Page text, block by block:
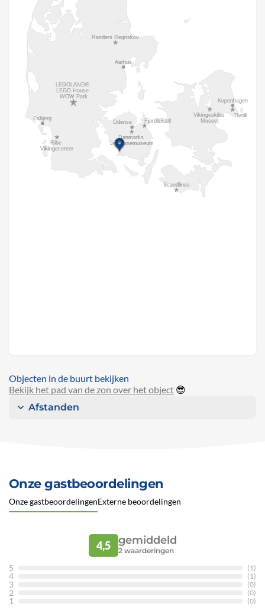
Objecten in de buurt bekijken
Bekijk het pad van de zon over het object 😎
Afstanden
Onze gastbeoordelingen
Onze gastbeoordelingenExterne beoordelingen
4,5 gemiddeld
2waarderingen
5 (1)
4 (1)
3 (0)
2 (0)
1 (0)